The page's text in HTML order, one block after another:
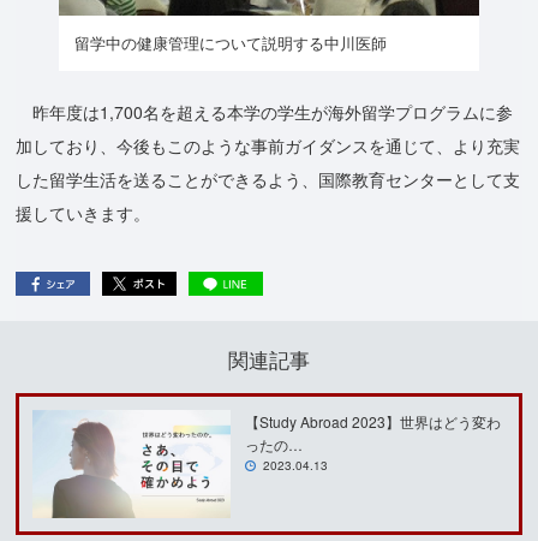
留学中の健康管理について説明する中川医師
昨年度は1,700名を超える本学の学生が海外留学プログラムに参
加しており、今後もこのような事前ガイダンスを通じて、より充実
した留学生活を送ることができるよう、国際教育センターとして支
援していきます。
関連記事
【Study Abroad 2023】世界はどう変わ
ったの…
2023.04.13